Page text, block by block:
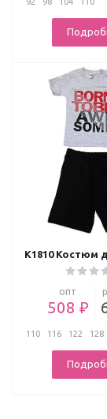
К1810 Костюм
опт
508 ₽
110 116 122 128